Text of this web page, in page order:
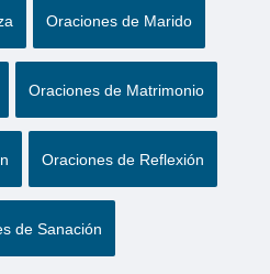
Oraciones de Marido
Oraciones de Matrimonio
Oraciones de Reflexión
de Sanación